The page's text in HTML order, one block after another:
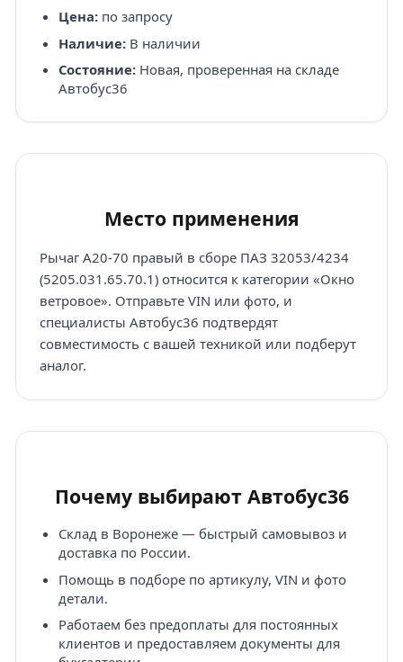
Цена:по запросу
Наличие:В наличии
Состояние:Новая, проверенная на складе
Автобус36
Место применения
Рычаг А20-70 правый в сборе ПАЗ 32053/4234
(5205.031.65.70.1) относится к категории «Окно
ветровое». Отправьте VIN или фото, и
специалисты Автобус36 подтвердят
совместимость с вашей техникой или подберут
аналог.
Почему выбирают Автобус36
Склад в Воронеже — быстрый самовывоз и
доставка по России.
Помощь в подборе по артикулу, VIN и фото
детали.
Работаем без предоплаты для постоянных
клиентов и предоставляем документы для